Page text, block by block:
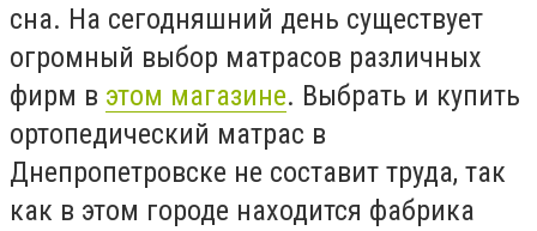
сна. На сегодняшний день существует
огромный выбор матрасов различных
фирм в этом магазине. Выбрать и купить
ортопедический матрас в
Днепропетровске не составит труда, так
как в этом городе находится фабрика